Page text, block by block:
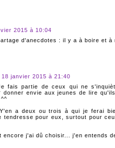
2015 à 10:04
d'anecdotes : il y a à boire et à
18 janvier 2015 à 21:40
fais partie de ceux qui ne
donner envie aux jeunes de lire
a deux ou trois à qui je ferai
tendresse pour eux, surtout pour
encore j'ai dû choisir... j'en entends